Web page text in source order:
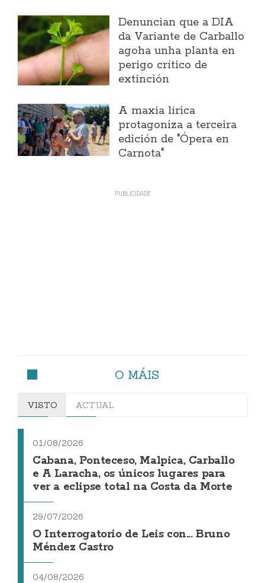
Denuncian que a DIA
da Variante de Carballo
agoha unha planta en
perigo crítico de
extinción
A maxia lírica
protagoniza a terceira
edición de "Ópera en
Carnota"
O MÁIS
VISTO ACTUAL
01/08/2026
Cabana, Ponteceso, Malpica, Carballo
e A Laracha, os únicos lugares para
ver a eclipse total na Costa da Morte
29/07/2026
O Interrogatorio de Leis con... Bruno
Méndez Castro
04/08/2026